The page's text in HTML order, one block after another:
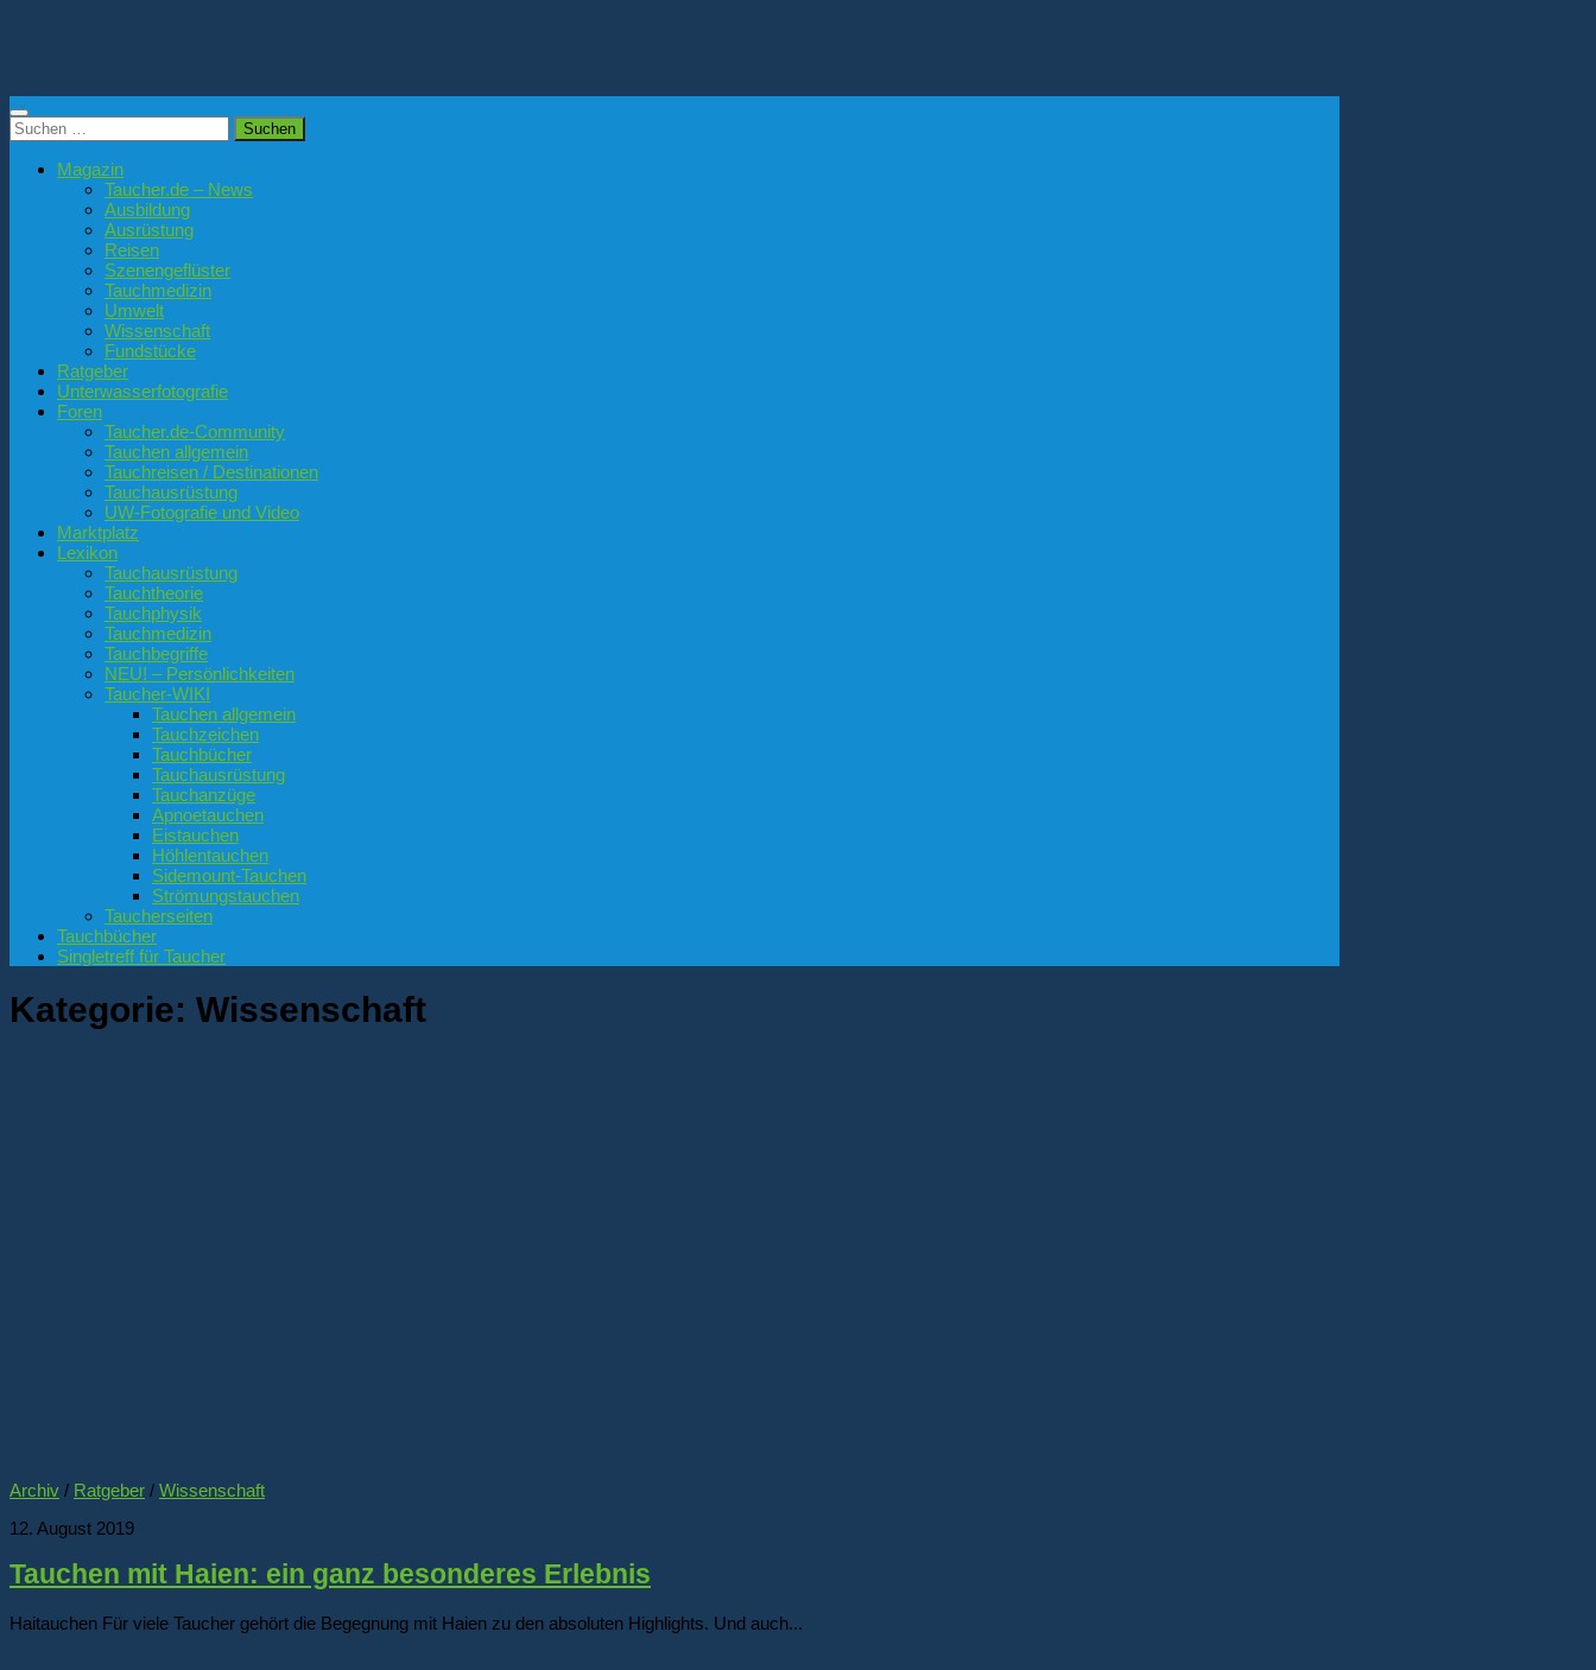
Suchen
nach:
Magazin
Taucher.de – News
Ausbildung
Ausrüstung
Reisen
Szenengeflüster
Tauchmedizin
Umwelt
Wissenschaft
Fundstücke
Ratgeber
Unterwasserfotografie
Foren
Taucher.de-Community
Tauchen allgemein
Tauchreisen / Destinationen
Tauchausrüstung
UW-Fotografie und Video
Marktplatz
Lexikon
Tauchausrüstung
Tauchtheorie
Tauchphysik
Tauchmedizin
Tauchbegriffe
NEU! – Persönlichkeiten
Taucher-WIKI
Tauchen allgemein
Tauchzeichen
Tauchbücher
Tauchausrüstung
Tauchanzüge
Apnoetauchen
Eistauchen
Höhlentauchen
Sidemount-Tauchen
Strömungstauchen
Taucherseiten
Tauchbücher
Singletreff für Taucher
Kategorie: Wissenschaft
Archiv / Ratgeber / Wissenschaft
12. August 2019
Tauchen mit Haien: ein ganz besonderes Erlebnis
Haitauchen Für viele Taucher gehört die Begegnung mit Haien zu den absoluten Highlights. Und auch...